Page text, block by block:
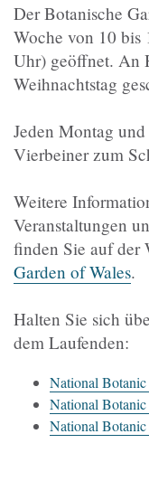
Der Botanische
Woche von 10
Uhr) geöffnet. An
Weihnachtstag
Jeden Montag
Vierbeiner zum
Weitere
Veranstaltungen
finden Sie auf der
Garden of Wales.
Halten Sie sich
dem Laufenden:
National Botanic
National
National Botanic